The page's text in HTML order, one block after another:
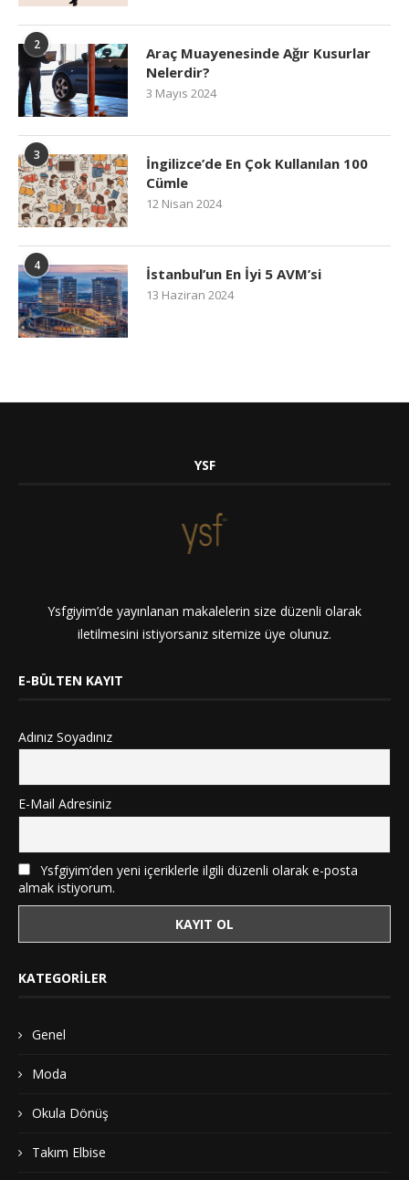
2
Araç Muayenesinde Ağır Kusurlar
Nelerdir?
3 Mayıs 2024
3
İngilizce’de En Çok Kullanılan 100
Cümle
12 Nisan 2024
4 İstanbul’un En İyi 5 AVM’si
13 Haziran 2024
YSF
Ysfgiyim’de yayınlanan makalelerin size düzenli olarak
iletilmesini istiyorsanız sitemize üye olunuz.
E-BÜLTEN KAYIT
Adınız Soyadınız
E-Mail Adresiniz
Ysfgiyim’den yeni içeriklerle ilgili düzenli olarak e-posta
almak istiyorum.
KATEGORILER
Genel
Moda
Okula Dönüş
Takım Elbise